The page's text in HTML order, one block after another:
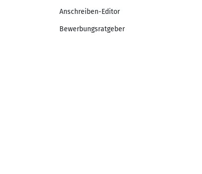
Anschreiben-Editor
Bewerbungsratgeber